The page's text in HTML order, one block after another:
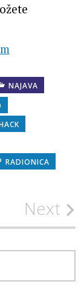
NAJAVA
RADIONICA
Next